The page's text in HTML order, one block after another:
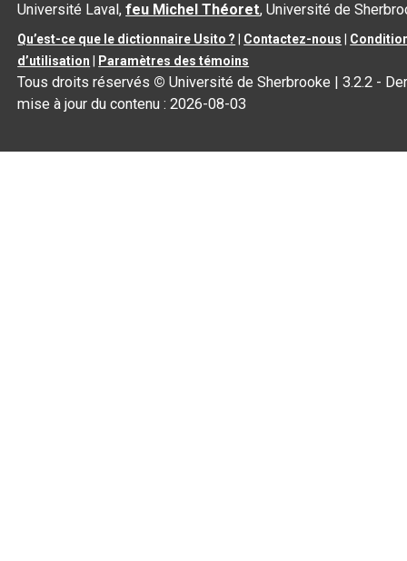
Université Laval,feu Michel Théoret, Université de
Qu’est-ce que le dictionnaire Usito ? Contactez-nous
d’utilisation
Paramètres des témoins
Tous droits réservés © Université de Sherbrooke |3.2.2 -
mise à jour du contenu :2026-08-03